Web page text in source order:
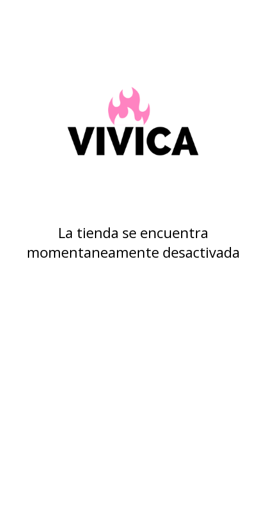
La tienda se encuentra
momentaneamente desactivada